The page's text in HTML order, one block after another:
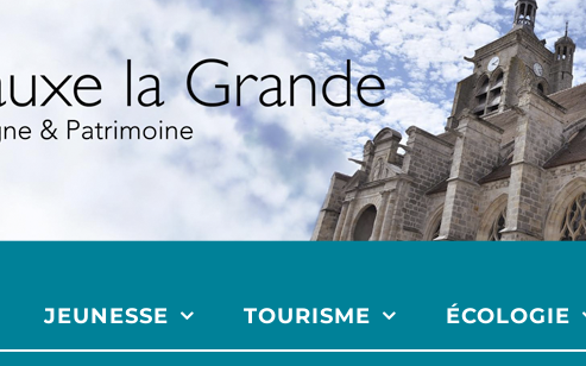
JEUNESSE TOURISME ÉCOLOGIE